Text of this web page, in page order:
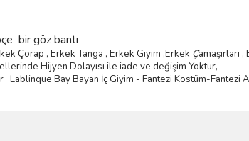
bir göz bantı
Çorap , Erkek Tanga , Erkek Giyim ,Erkek Çamaşırları ,
Hijyen Dolayısı ile iade ve değişim Yoktur,
Lablinque Bay Bayan İçGiyim - Fantezi Kostüm-Fantezi